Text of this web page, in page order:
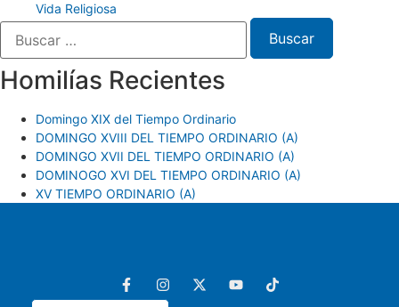
Vida Religiosa
Homilías Recientes
Domingo XIX del Tiempo Ordinario
DOMINGO XVIII DEL TIEMPO ORDINARIO (A)
DOMINGO XVII DEL TIEMPO ORDINARIO (A)
DOMINOGO XVI DEL TIEMPO ORDINARIO (A)
XV TIEMPO ORDINARIO (A)